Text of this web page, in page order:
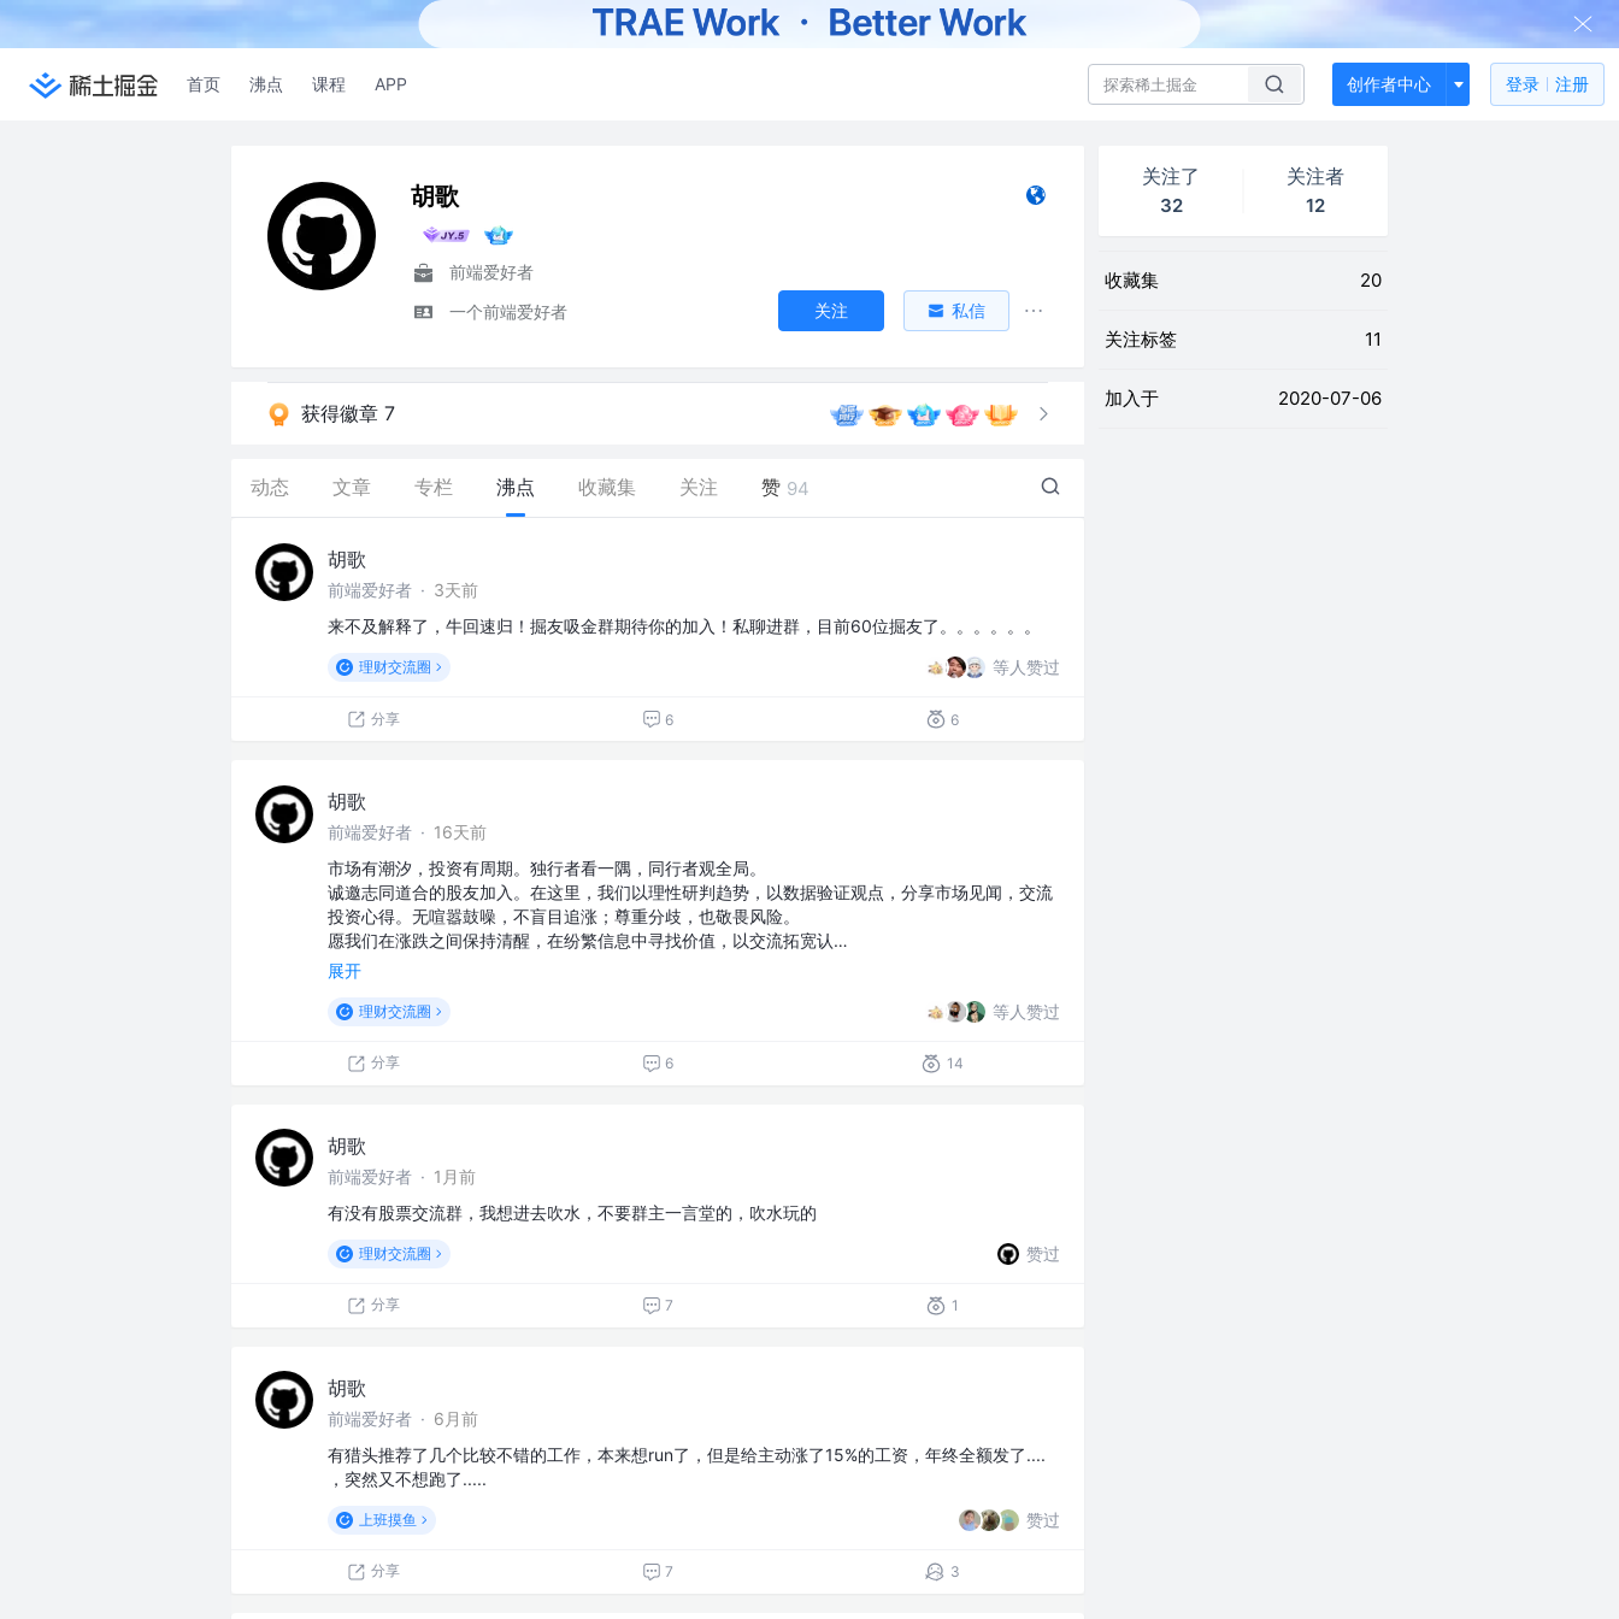
首页 沸点 课程 APP 创作者中心 登录 注册
胡歌
前端爱好者
一个前端爱好者
关注 私信
获得徽章 7
动态 文章 专栏 沸点 收藏集 关注 赞 94
胡歌
前端爱好者 · 3天前
来不及解释了，牛回速归！掘友吸金群期待你的加入！私聊进群，目前60位掘友了。。。。。。
理财交流圈 等人赞过
分享 6 6
胡歌
前端爱好者 · 16天前
市场有潮汐，投资有周期。独行者看一隅，同行者观全局。
诚邀志同道合的股友加入。在这里，我们以理性研判趋势，以数据验证观点，分享市场见闻，交流
投资心得。无喧嚣鼓噪，不盲目追涨；尊重分歧，也敬畏风险。
愿我们在涨跌之间保持清醒，在纷繁信息中寻找价值，以交流拓宽认…
展开
理财交流圈 等人赞过
分享 6 14
胡歌
前端爱好者 · 1月前
有没有股票交流群，我想进去吹水，不要群主一言堂的，吹水玩的
理财交流圈 赞过
分享 7 1
胡歌
前端爱好者 · 6月前
有猎头推荐了几个比较不错的工作，本来想run了，但是给主动涨了15%的工资，年终全额发了....
，突然又不想跑了.....
上班摸鱼 赞过
分享 7 3
关注了
32
关注者
12
收藏集 20
关注标签 11
加入于 2020-07-06